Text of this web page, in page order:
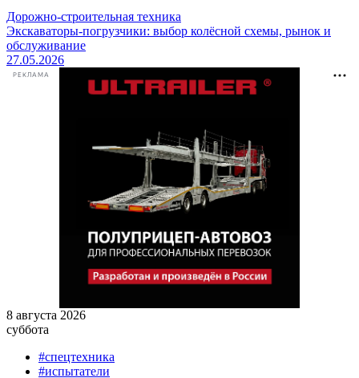
Дорожно-строительная техника
Экскаваторы-погрузчики: выбор колёсной схемы, рынок и
обслуживание
27.05.2026
РЕКЛАМА
8 августа 2026
суббота
#спецтехника
#испытатели